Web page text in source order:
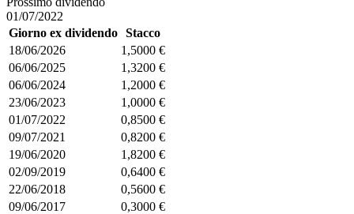
01/07/2022
Giorno ex dividendo Stacco
18/06/2026
1,5000 €
06/06/2025
1,3200 €
06/06/2024
1,2000 €
23/06/2023
1,0000 €
01/07/2022
0,8500 €
09/07/2021
0,8200 €
19/06/2020
1,8200 €
02/09/2019
0,6400 €
22/06/2018
0,5600 €
09/06/2017
0,3000 €